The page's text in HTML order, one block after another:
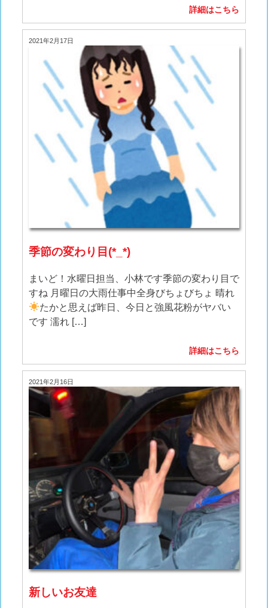
詳細はこちら
2021年2月17日
季節の変わり目(*_*)
まいど！水曜日担当、小林です季節の変わり目で
すね 月曜日の大雨仕事中全身びちょびちょ 晴れ
たかと思えば昨日、今日と強風花粉がヤバい
です 濡れ […]
詳細はこちら
2021年2月16日
新しいお友達